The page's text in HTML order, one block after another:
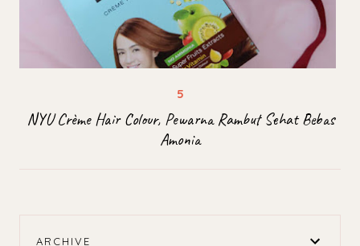
NYU Crème Hair Colour, Pewarna Rambut Sehat Bebas
Amonia
ARCHIVE